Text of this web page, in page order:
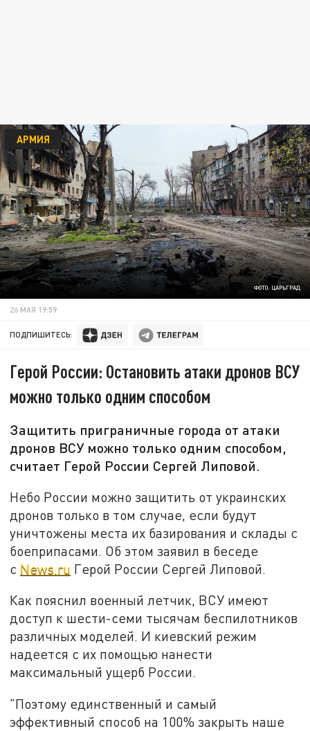
ФОТО: ЦАРЬГРАД
АРМИЯ
26 МАЯ 19:59
ПОДПИШИТЕСЬ:
Герой России: Остановить атаки дронов ВСУ
можно только одним способом
Защитить приграничные города от атаки
дронов ВСУ можно только одним способом,
считает Герой России Сергей Липовой.
Небо России можно защитить от украинских
дронов только в том случае, если будут
уничтожены места их базирования и склады с
боеприпасами. Об этом заявил в беседе
с News.ru Герой России Сергей Липовой.
Как пояснил военный летчик, ВСУ имеют
доступ к шести-семи тысячам беспилотников
различных моделей. И киевский режим
надеется с их помощью нанести
максимальный ущерб России.
"Поэтому единственный и самый
эффективный способ на 100% закрыть наше